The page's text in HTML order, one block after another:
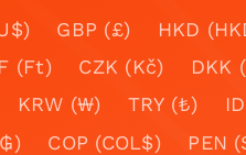
GBP (£) HKD
(Ft) CZK (Kč) DKK
KRW (₩) TRY (₺)
COP (COL$) PEN